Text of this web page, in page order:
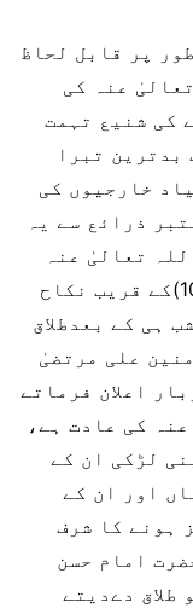
پر قابل لحاظ
عنہ کی
کی شنیع تہمت
بدترین تبرا
خارجیوں کی
ذرائع سے یہ
تعالیٰ عنہ
کثیر التزوج تھے اور آپ نے سو(100)کے قریب نکاح
ہی کے بعدطلاق
علی مرتضیٰ
اعلان فرماتے
کی عادت ہے،
لڑکی ان کے
اور ان کے
ہونے کا شرف
امام حسن
طلاق دےدیتے